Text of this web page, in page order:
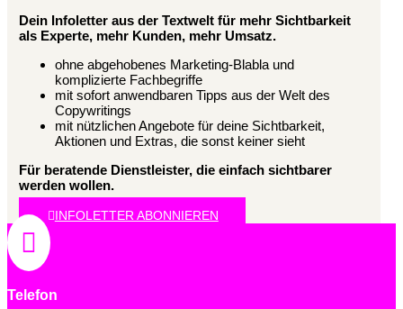
Dein Infoletter aus der Textwelt für mehr Sichtbarkeit
als Experte, mehr Kunden, mehr Umsatz.
ohne abgehobenes Marketing-Blabla und
komplizierte Fachbegriffe
mit sofort anwendbaren Tipps aus der Welt des
Copywritings
mit nützlichen Angebote für deine Sichtbarkeit,
Aktionen und Extras, die sonst keiner sieht
Für beratende Dienstleister, die einfach sichtbarer
werden wollen.
INFOLETTER ABONNIEREN

Telefon